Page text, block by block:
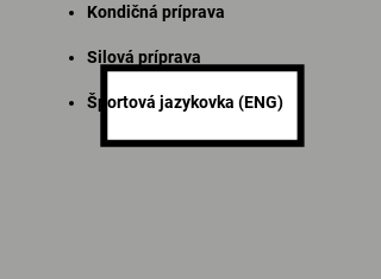
Kondičná príprava
Silová príprava
Športová jazykovka (ENG)